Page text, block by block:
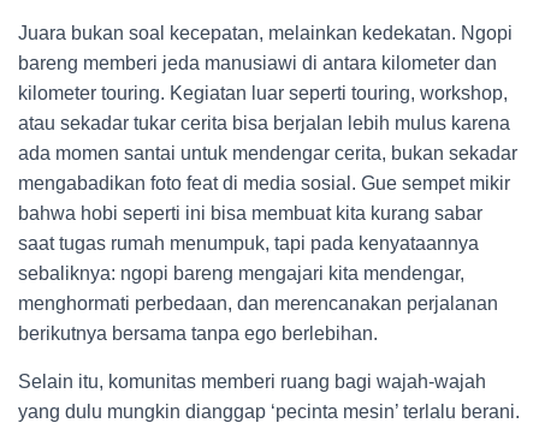
Juara bukan soal kecepatan, melainkan kedekatan. Ngopi
bareng memberi jeda manusiawi di antara kilometer dan
kilometer touring. Kegiatan luar seperti touring, workshop,
atau sekadar tukar cerita bisa berjalan lebih mulus karena
ada momen santai untuk mendengar cerita, bukan sekadar
mengabadikan foto feat di media sosial. Gue sempet mikir
bahwa hobi seperti ini bisa membuat kita kurang sabar
saat tugas rumah menumpuk, tapi pada kenyataannya
sebaliknya: ngopi bareng mengajari kita mendengar,
menghormati perbedaan, dan merencanakan perjalanan
berikutnya bersama tanpa ego berlebihan.
Selain itu, komunitas memberi ruang bagi wajah-wajah
yang dulu mungkin dianggap ‘pecinta mesin’ terlalu berani.